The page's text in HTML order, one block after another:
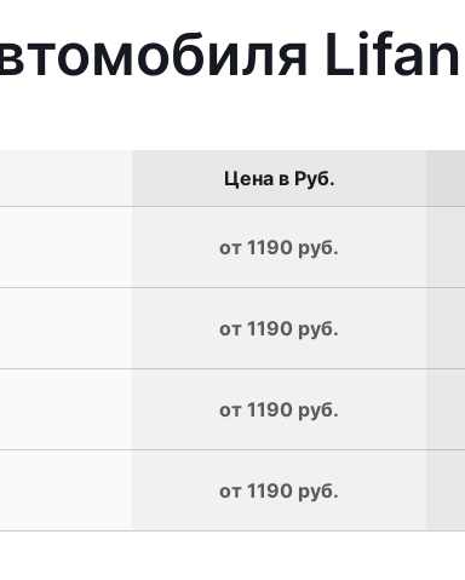
Цена в Руб.
от 1190 руб.
от 1190 руб.
от 1190 руб.
от 1190 руб.